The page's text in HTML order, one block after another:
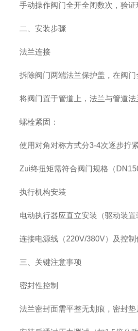
手动操作阀门全开全闭数次，验
二、安装步骤
法兰连接
拆除阀门两端法兰保护盖，在阀
将阀门置于管道上，法兰与管道
螺栓紧固 ‌：
使用对角对称方式分3-4次逐步拧
Zui终扭矩需符合阀门规格（
执行机构安装
电动执行器应直立安装（驱动装
连接电源线（220V/380V）及控
三、关键注意事项
密封性控制
法兰密封面需平整无划痕，密封